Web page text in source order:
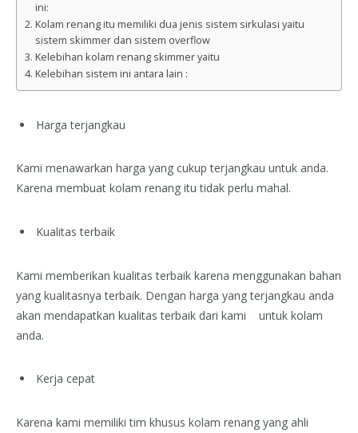
ini:
Kolam renang itu memiliki dua jenis sistem sirkulasi yaitu
sistem skimmer dan sistem overflow
Kelebihan kolam renang skimmer yaitu
Kelebihan sistem ini antara lain :
Harga terjangkau
Kami menawarkan harga yang cukup terjangkau untuk anda.
Karena membuat kolam renang itu tidak perlu mahal.
Kualitas terbaik
Kami memberikan kualitas terbaik karena menggunakan bahan
yang kualitasnya terbaik. Dengan harga yang terjangkau anda
akan mendapatkan kualitas terbaik dari kami untuk kolam
anda.
Kerja cepat
Karena kami memiliki tim khusus kolam renang yang ahli